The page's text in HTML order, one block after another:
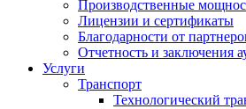
Производственные
Лицензии и сертификаты
Благодарности от
Отчетность и заключения
Услуги
Транспорт
Технологический